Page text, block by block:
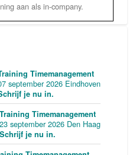
aan als in-company.
Timemanagement
september 2026 Eindhoven
je nu in.
Training Timemanagement
23 september 2026 Den Haag
Schrijf je nu in.